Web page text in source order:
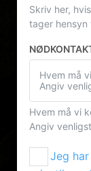
Skriv her,
tager
Hvem må vi
Angiv
Jeg